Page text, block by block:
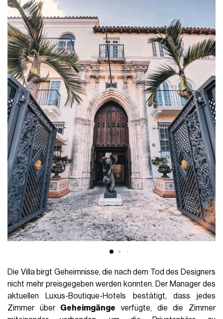
Die Villa birgt Geheimnisse, die nach dem Tod des Designers
nicht mehr preisgegeben werden konnten. Der Manager des
aktuellen Luxus-Boutique-Hotels bestätigt, dass jedes
Zimmer über Geheimgänge verfügte, die die Zimmer